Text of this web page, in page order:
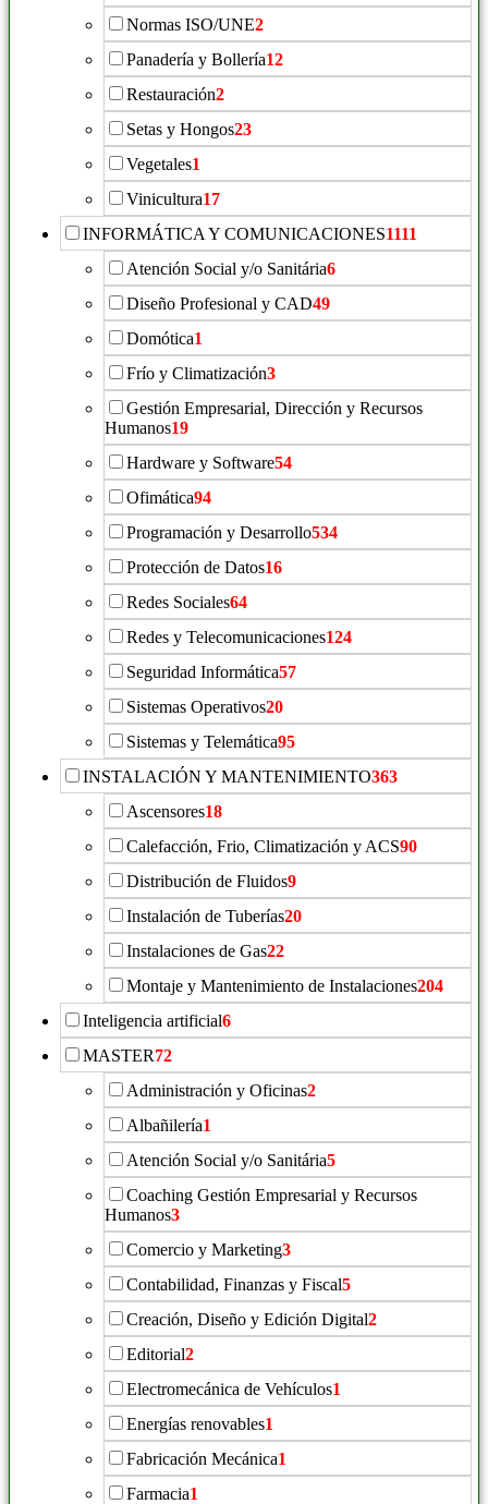
Normas ISO/UNE2
Panadería y Bollería12
Restauración2
Setas y Hongos23
Vegetales1
Vinicultura17
INFORMÁTICA Y COMUNICACIONES1111
Atención Social y/o Sanitária6
Diseño Profesional y CAD49
Domótica1
Frío y Climatización3
Gestión Empresarial, Dirección y Recursos
Humanos19
Hardware y Software54
Ofimática94
Programación y Desarrollo534
Protección de Datos16
Redes Sociales64
Redes y Telecomunicaciones124
Seguridad Informática57
Sistemas Operativos20
Sistemas y Telemática95
INSTALACIÓN Y MANTENIMIENTO363
Ascensores18
Calefacción, Frio, Climatización y ACS90
Distribución de Fluidos9
Instalación de Tuberías20
Instalaciones de Gas22
Montaje y Mantenimiento de Instalaciones204
Inteligencia artificial6
MASTER72
Administración y Oficinas2
Albañilería1
Atención Social y/o Sanitária5
Coaching Gestión Empresarial y Recursos
Humanos3
Comercio y Marketing3
Contabilidad, Finanzas y Fiscal5
Creación, Diseño y Edición Digital2
Editorial2
Electromecánica de Vehículos1
Energías renovables1
Fabricación Mecánica1
Farmacia1